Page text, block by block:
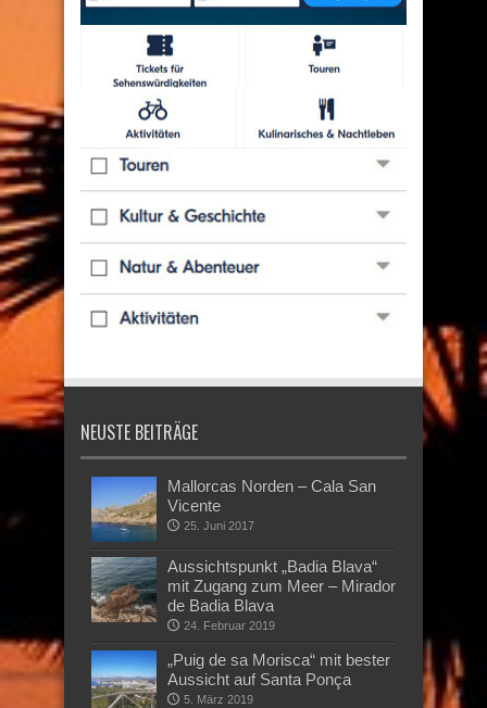
NEUSTE BEITRÄGE
Mallorcas Norden – Cala San
Vicente
25. Juni 2017
Aussichtspunkt „Badia Blava“
mit Zugang zum Meer – Mirador
de Badia Blava
24. Februar 2019
„Puig de sa Morisca“ mit bester
Aussicht auf Santa Ponça
5. März 2019